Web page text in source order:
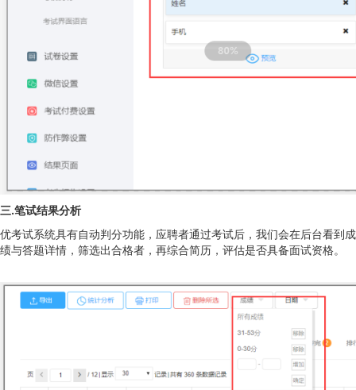
三.笔试结果分析
优考试系统具有自动判分功能，应聘者通过考试后，我们会在后台看到成
绩与答题详情，筛选出合格者，再综合简历，评估是否具备面试资格。